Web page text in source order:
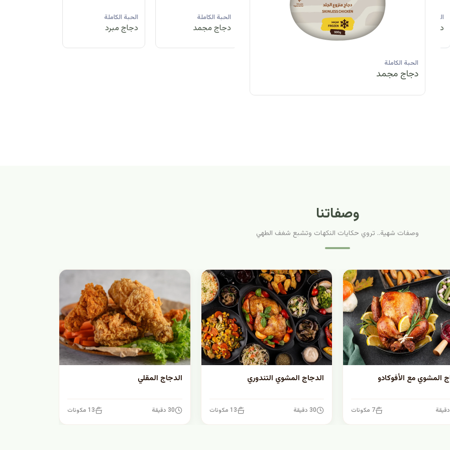
الحبة الكاملة
دجاج مبرد
الحبة الكاملة الحبة الكاملة
دجاج مجمد
الحبة الكاملة
دجاج مبرد
الحبة الكاملة
دجاج مجمد
وصفاتنا
وصفات شهية.. تروي حكايات النكهات وتشبع شغف الطهي
المشوي مع الأفوكادو
7 مكونات
الدجاج المشوي التندوري
30 دقيقة 13 مكونات
الدجاج المقلي
30 دقيقة 13 مكونات